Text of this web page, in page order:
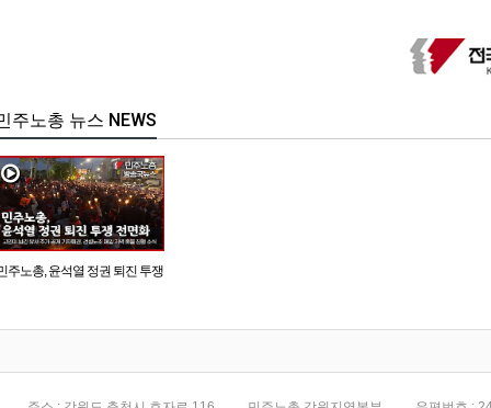
주노총 뉴스 NEWS
주노총, 윤석열 정권 퇴진 투쟁